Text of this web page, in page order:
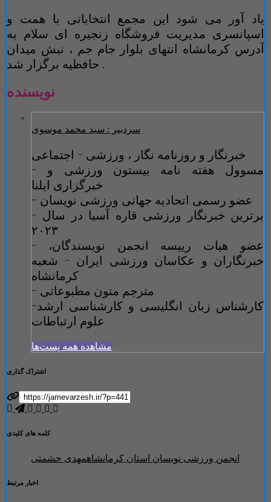
یاد آور می شود این مجمع انتخاباتی با همت و
اسپانسری مدیریت فروشگاه زنجیره ای سلام به
آدرس کرمانشاه انتهای بلوار جام جم ، نبش میدان
حافظیه برگزار شد .
نویسنده
سردبیر : سید محمد موسوی
خبرنگار و روزنامه نگار ، ورزشی - اجتماعی
- مسوول هفته نامه بیستون ورزشی و
خبرگزاری ایلنا
- عضو رسمی اتحادیه جهانی ورزشی نویسان
- برترین خبرنگار ورزشی قاره آسیا در سال
۲۰۲۳
- عضو هیات رییسه انجمن نویسندگان،
خبرنگاران و عکاسان ورزشی ایران - شعبه
کرمانشاه
- مترجم متون مطبوعاتی
-کارشناس زبان انگلیسی و کارشناسی ارشد
علوم ارتباطات
مشاهده همه پست‌ها
اشتراک گذاری
کلمه های کلیدی
انجمن ورزشی نویسان استان کرمانشاهمهدی حشمتی
اخبار مرتبط